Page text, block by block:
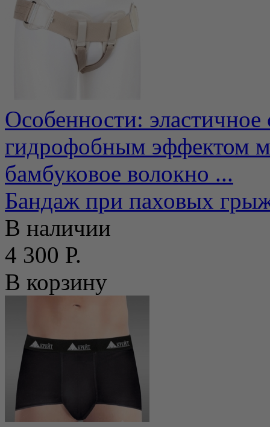
Особенности:
гидрофобным эффектом
бамбуковое волокно ...
Бандаж при паховых
В наличии
4 300 Р.
В корзину